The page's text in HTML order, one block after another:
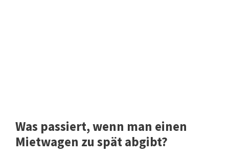
Was passiert, wenn man einen
Mietwagen zu spät abgibt?